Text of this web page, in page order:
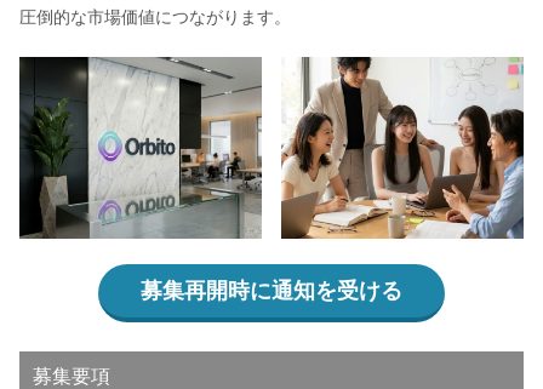
圧倒的な市場価値につながります。
募集再開時に通知を受ける
募集要項